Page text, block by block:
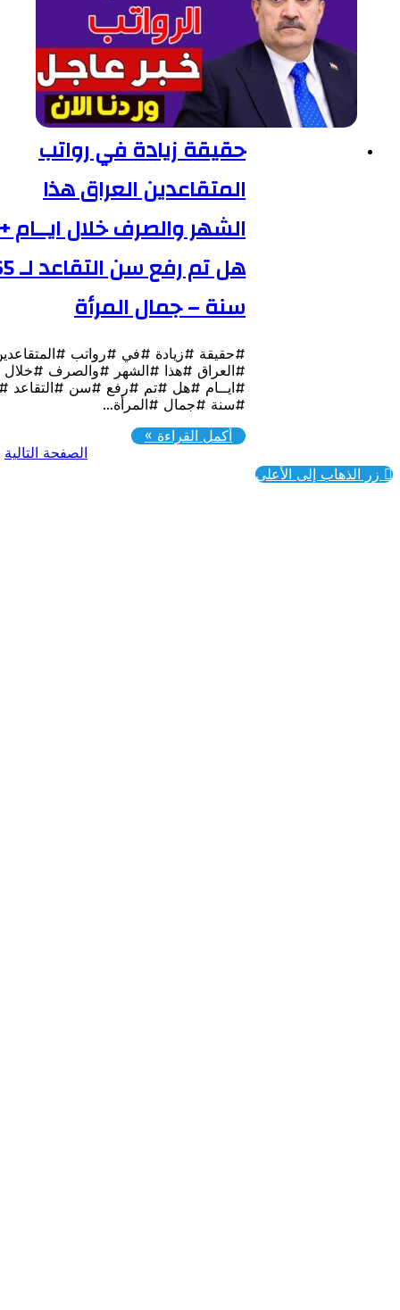
حقيقة زيادة في رواتب
المتقاعدين العراق هذا
الشهر والصرف خلال ايــام +
هل تم رفع سن التقاعد لـ 65
سنة – جمال المرأة
#حقيقة #زيادة #في #رواتب #المتقاعدين
#العراق #هذا #الشهر #والصرف #خلال
#ايــام #هل #تم #رفع #سن #التقاعد #لـ
#سنة #جمال #المرأة…
أكمل القراءة »
الصفحة التالية
إلى الأعلى